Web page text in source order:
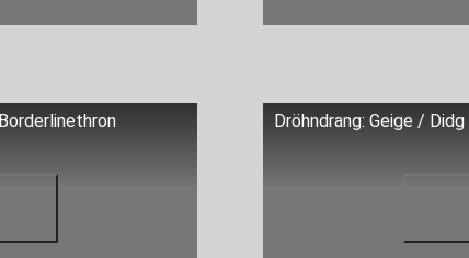
Dröhndrang: Geige /